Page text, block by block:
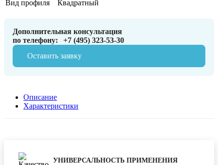
Вид профиля
Квадратный
Дополнительная консультация
по телефону:
+7 (495) 323-53-30
Оставить заявку
Описание
Характеристики
УНИВЕРСАЛЬНОСТЬ ПРИМЕНЕНИЯ